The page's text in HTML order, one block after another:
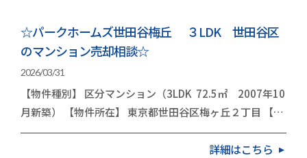
☆パークホームズ世田谷梅丘 ３LDK 世田谷区
のマンション売却相談☆
2026/03/31
【物件種別】 区分マンション（3LDK 72.5㎡ 2007年10
月新築） 【物件所在】 東京都世田谷区梅ヶ丘２丁目 【依
頼内容】 お住み替え（引越し） 今…
詳細はこちら